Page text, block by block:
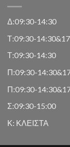
Δ:09:30-14:30
Τ:09:30-
Τ:09:30-14:30
Π:09:30-
Π:09:30-
Σ:09:30-15:00
Κ: ΚΛΕΙΣΤΑ